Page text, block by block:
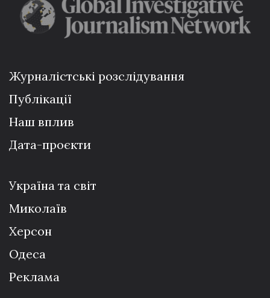
Журналістські розслідування
Публікації
Наш вплив
Дата-проєкти
Україна та світ
Миколаїв
Херсон
Одеса
Реклама